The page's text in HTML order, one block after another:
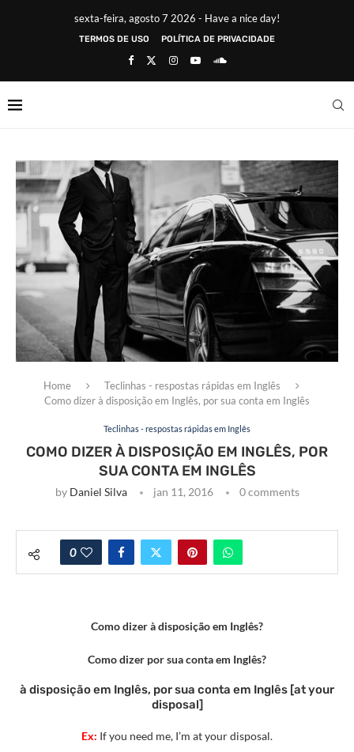
sexta-feira, agosto 7 2026 - Have a nice day!
TERMOS DE USO POLÍTICA DE PRIVACIDADE
Home
Teclinhas - respostas rápidas em Inglês
Como dizer à disposição em Inglês, por sua conta em Inglês
Teclinhas - respostas rápidas em Inglês
COMO DIZER À DISPOSIÇÃO EM INGLÊS, POR
SUA CONTA EM INGLÊS
by Daniel Silva jan 11, 2016 0 comments
0
Como dizer à disposição em Inglês?
Como dizer por sua conta em Inglês?
à disposição em Inglês, por sua conta em Inglês [at your
disposal]
Ex: If you need me, I’m at your disposal.